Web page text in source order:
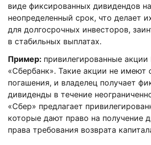
виде фиксированных дивидендов на
неопределенный срок, что делает
для долгосрочных инвесторов,
в стабильных выплатах.
Пример: привилегированные
«Сбербанк». Такие акции не имеют
погашения, и владелец получает
дивиденды в течение
«Сбер» предлагает
которые дают право на получение
права требования возврата